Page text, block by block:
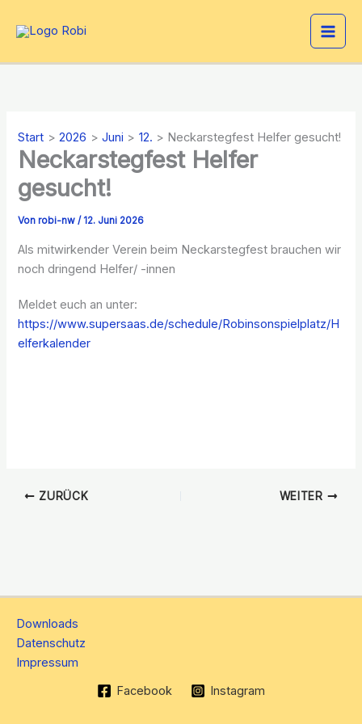
Inhalt
Start 2026 Juni 12. Neckarstegfest Helfer gesucht!
Neckarstegfest Helfer
gesucht!
Vonrobi-nw/12. Juni 2026
Als mitwirkender Verein beim Neckarstegfest brauchen wir
noch dringend Helfer/ -innen
Meldet euch an unter:
https://www.supersaas.de/schedule/Robinsonspielplatz/H
elferkalender
ZURÜCK WEITER
Downloads
Datenschutz
Impressum
Facebook
Instagram